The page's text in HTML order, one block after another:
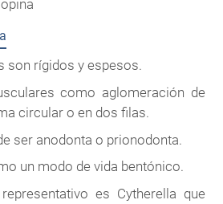
son rígidos y espesos.
como aglomeración de
circular o en dos filas.
ser anodonta o prionodonta.
un modo de vida bentónico.
es Cytherella que